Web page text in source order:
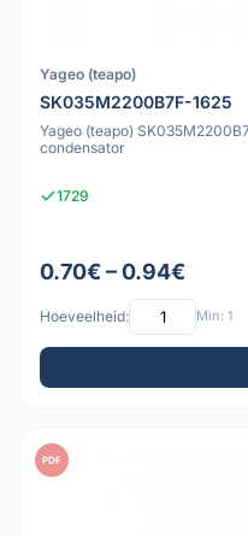
Yageo (teapo)
SK035M2200B7F-1625
Yageo (teapo)
condensator
1729
0.70€ – 0.94€
Hoeveelheid: Min: 1
PDF